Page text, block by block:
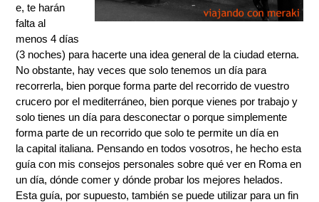
e, te harán
falta al
menos 4 días
(3 noches) para hacerte una idea general de la ciudad eterna.
No obstante, hay veces que solo tenemos un día para
recorrerla, bien porque forma parte del recorrido de vuestro
crucero por el mediterráneo, bien porque vienes por trabajo y
solo tienes un día para desconectar o porque simplemente
forma parte de un recorrido que solo te permite un día en
la capital italiana. Pensando en todos vosotros, he hecho esta
guía con mis consejos personales sobre qué ver en Roma en
un día, dónde comer y dónde probar los mejores helados.
Esta guía, por supuesto, también se puede utilizar para un fin